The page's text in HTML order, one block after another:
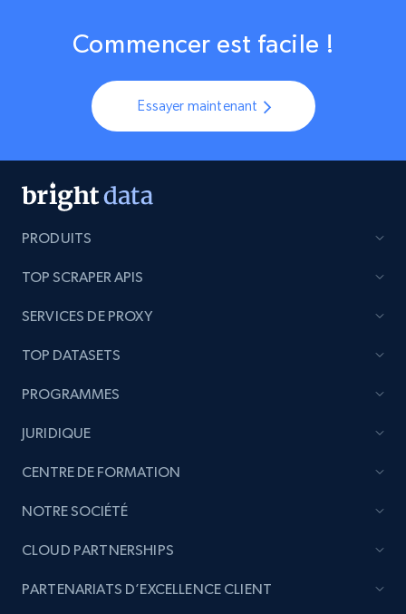
Commencer est facile !
Essayer maintenant
PRODUITS
TOP SCRAPER APIS
SERVICES DE PROXY
TOP DATASETS
PROGRAMMES
JURIDIQUE
CENTRE DE FORMATION
NOTRE SOCIÉTÉ
CLOUD PARTNERSHIPS
PARTENARIATS D’EXCELLENCE CLIENT